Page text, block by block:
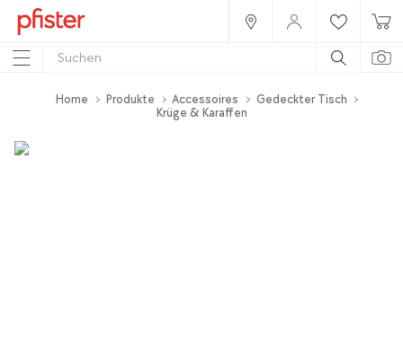
Home Produkte Accessoires
Gedeckter Tisch
Krüge & Karaffen